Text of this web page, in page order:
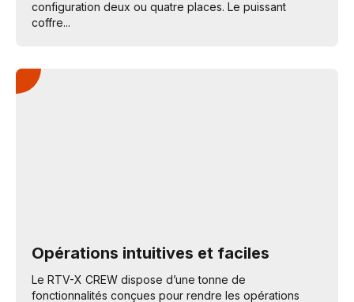
configuration deux ou quatre places. Le puissant
coffre...
Opérations intuitives et faciles
Le RTV-X CREW dispose d’une tonne de
fonctionnalités conçues pour rendre les opérations